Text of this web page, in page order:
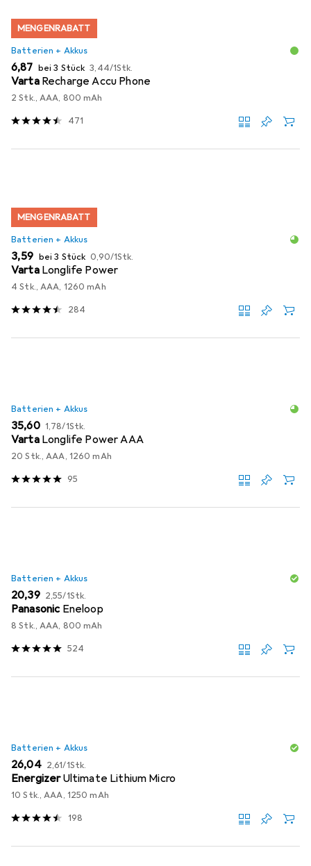
MENGENRABATT
Batterien + Akkus
EUR
6,87 bei 3 Stück EUR
3,44/1Stk.
Varta Recharge Accu Phone
2 Stk., AAA, 800 mAh
471
MENGENRABATT
Batterien + Akkus
EUR
3,59 bei 3 Stück EUR
0,90/1Stk.
Varta Longlife Power
4 Stk., AAA, 1260 mAh
284
Batterien + Akkus
EUR
35,60 EUR
1,78/1Stk.
Varta Longlife Power AAA
20 Stk., AAA, 1260 mAh
95
Batterien + Akkus
EUR
20,39 EUR
2,55/1Stk.
Panasonic Eneloop
8 Stk., AAA, 800 mAh
524
Batterien + Akkus
EUR
26,04 EUR
2,61/1Stk.
EnergizerUltimate Lithium Micro
10 Stk., AAA, 1250 mAh
198